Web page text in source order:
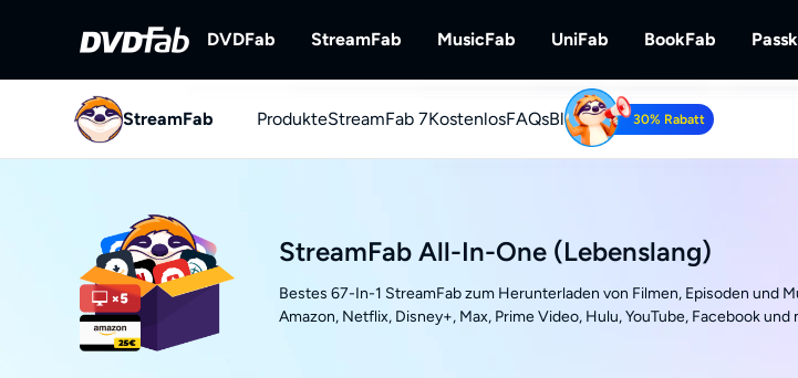
DVDFab
DVDFab
StreamFab
StreamFab
Streaming-Videos herunterladen.
MusicFab
MusicFab
Streaming-Musik herunterladen.
UniFab
UniFab
Kl-betriebener Video/Audio
BookFab
BookFab
StreamFab ProdukteStreamFab 7KostenlosFAQsBlog 30% Rabatt
StreamFab All-In-One (Lebenslang)
Bestes 67-In-1 StreamFab zum Herunterladen von Filmen, Episoden und
Amazon, Netflix, Disney+, Max, Prime Video, Hulu, YouTube, Facebook und